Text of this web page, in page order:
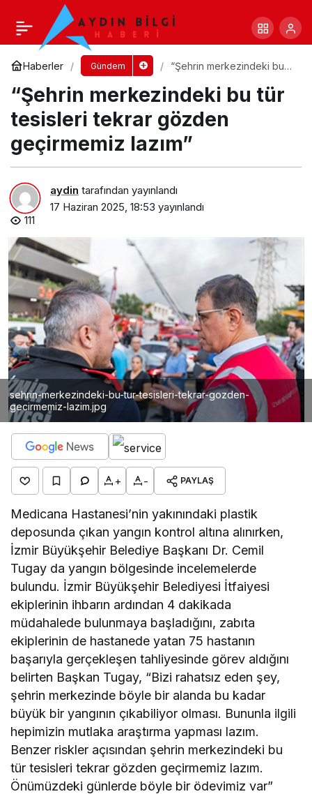
Haberler Gündem
“Şehrin merkezindeki bu
geçirmemiz lazım”
“Şehrin merkezindeki bu tür
tesisleri tekrar gözden
geçirmemiz lazım”
aydin tarafından yayınlandı
17 Haziran 2025, 18:53 yayınlandı
111
sehrin-merkezindeki-bu-tur-tesisleri-tekrar-gozden-
gecirmemiz-lazim.jpg
+ - PAYLAŞ
Medicana Hastanesi’nin yakınındaki plastik
deposunda çıkan yangın kontrol altına alınırken,
İzmir Büyükşehir Belediye Başkanı Dr. Cemil
Tugay da yangın bölgesinde incelemelerde
bulundu. İzmir Büyükşehir Belediyesi İtfaiyesi
ekiplerinin ihbarın ardından 4 dakikada
müdahalede bulunmaya başladığını, zabıta
ekiplerinin de hastanede yatan 75 hastanın
başarıyla gerçekleşen tahliyesinde görev aldığını
belirten Başkan Tugay, “Bizi rahatsız eden şey,
şehrin merkezinde böyle bir alanda bu kadar
büyük bir yangının çıkabiliyor olması. Bununla ilgili
hepimizin mutlaka araştırma yapması lazım.
Benzer riskler açısından şehrin merkezindeki bu
tür tesisleri tekrar gözden geçirmemiz lazım.
Önümüzdeki günlerde böyle bir ödevimiz var”
Şirinyer’in yolları ve Beyazıt Aykut Parkı
yenileniyor Paylaş